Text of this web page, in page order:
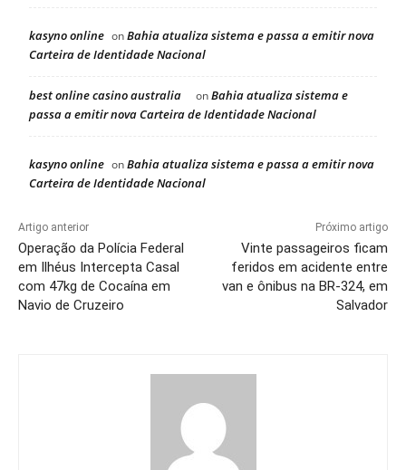
kasyno online onBahia atualiza sistema e passa a emitir nova
Carteira de Identidade Nacional
best online casino australia onBahia atualiza sistema e
passa a emitir nova Carteira de Identidade Nacional
kasyno online onBahia atualiza sistema e passa a emitir nova
Carteira de Identidade Nacional
Artigo anterior
Operação da Polícia Federal
em Ilhéus Intercepta Casal
com 47kg de Cocaína em
Navio de Cruzeiro
Próximo artigo
Vinte passageiros ficam
feridos em acidente entre
van e ônibus na BR-324, em
Salvador